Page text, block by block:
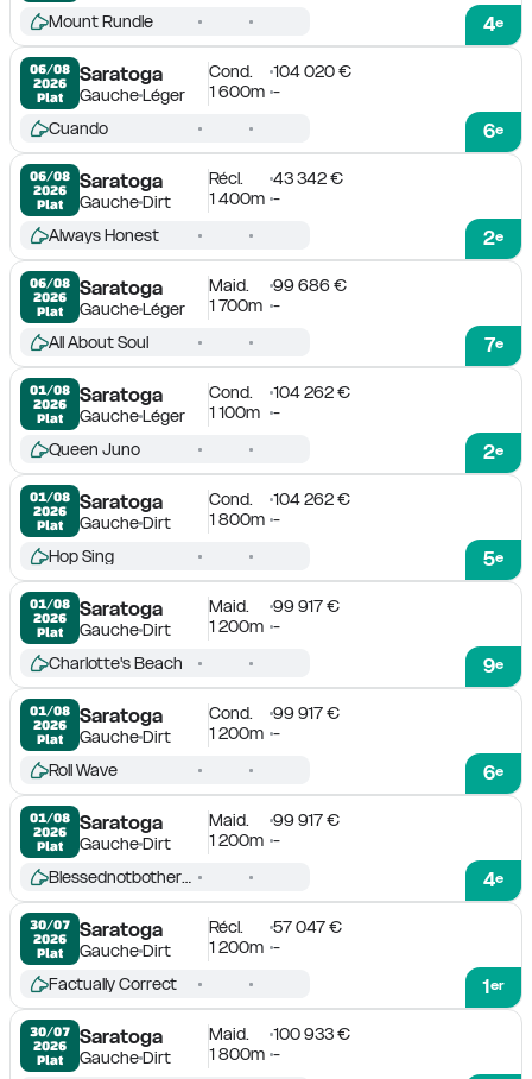
4e
Mount Rundle
06/08
2026
Plat
Saratoga
GaucheLéger
Cond.
104 020 €
1 600m -
6e
Cuando
06/08
2026
Plat
Saratoga
GaucheDirt
Récl.
43 342 €
1 400m -
2e
Always Honest
06/08
2026
Plat
Saratoga
GaucheLéger
Maid.
99 686 €
1 700m -
7e
All About Soul
01/08
2026
Plat
Saratoga
GaucheLéger
Cond.
104 262 €
1 100m
-
2e
Queen Juno
01/08
2026
Plat
Saratoga
GaucheDirt
Cond.
104 262 €
1 800m -
5e
Hop Sing
01/08
2026
Plat
Saratoga
GaucheDirt
Maid.
99 917 €
1 200m -
9e
Charlotte's Beach
01/08
2026
Plat
Saratoga
GaucheDirt
Cond.
99 917 €
1 200m -
6e
Roll Wave
01/08
2026
Plat
Saratoga
GaucheDirt
Maid.
99 917 €
1 200m -
4e
Blessednotbothered
30/07
2026
Plat
Saratoga
GaucheDirt
Récl.
57 047 €
1 200m -
1er
Factually Correct
30/07
2026
Plat
Saratoga
GaucheDirt
Maid.
100 933 €
1 800m -